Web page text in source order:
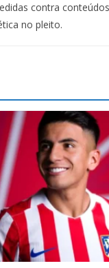
contra
no pleito.